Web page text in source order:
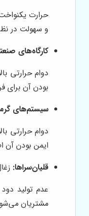
حرارت
و سهولت در
کارگاه‌های
دوام حرارتی
بودن آن برای
سیستم‌های
دوام حرارتی
ایمن بودن آن
قلیان‌سراها:
عدم تولید
مشتریان